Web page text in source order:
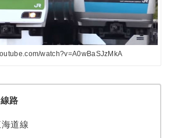
watch?v=A0wBaSJzMkA
路
道線